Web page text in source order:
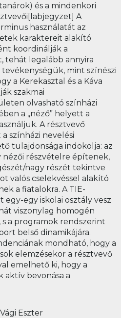
és a mindenkori
A
használatát az
karaktereit alakító
koordinálják a
tehát legalább annyira
mint színészi
a Kerekasztal és a Káva
szakmai
olvasható színházi
a „néző” helyett a
A résztvevő
színházi nevelési
tulajdonsága indokolja: az
nézői részvételre építenek,
nagy részét tekintve
valós cselekvéssel alakító
a fiatalokra. A TIE-
egy iskolai osztály vesz
viszonylag homogén
s a programok rendszerint
belső dinamikájára.
mondható, hogy a
elemzésekor a résztvevő
emelhető ki, hogy a
aktív bevonása a
Eszter